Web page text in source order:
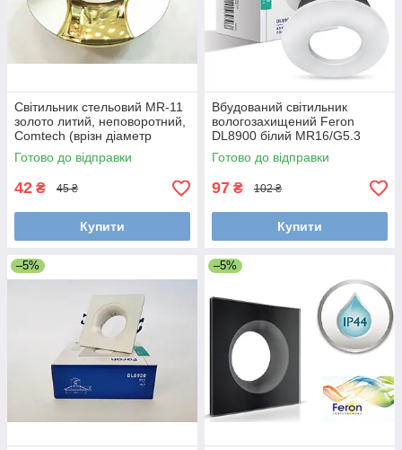
Світильник стельовий MR-11
золото литий, неповоротний,
Comtech (врізн діаметр
45мм)
Готово до відправки
42 ₴ 45 ₴
Купити
Вбудований світильник
вологозахищений Feron
DL8900 білий MR16/G5.3
кола, IP44
Готово до відправки
97 ₴ 102 ₴
Купити
–5% –5%